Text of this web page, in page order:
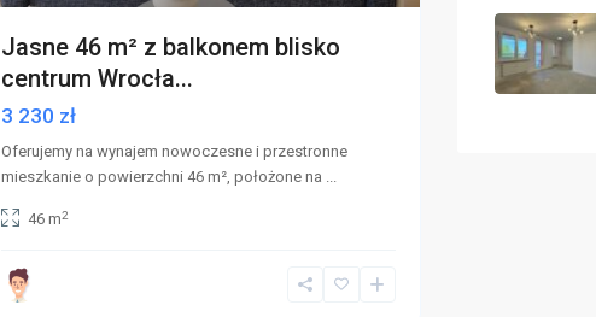
Jasne 46 m² z balkonem blisko
centrum Wrocła...
3 230 zł
Oferujemy na wynajem nowoczesne i przestronne
mieszkanie o powierzchni 46 m², położone na ...
46 m2